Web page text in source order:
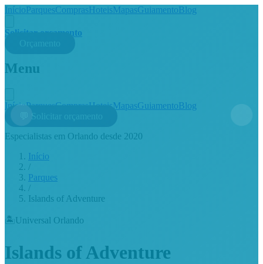
InícioParquesComprasHoteisMapasGuiamentoBlog
Solicitar orçamento
Menu
Início ParquesComprasHoteisMapasGuiamentoBlog
💬 Solicitar orçamento
Especialistas em Orlando desde 2020
Início
/
Parques
/
Islands of Adventure
🏝️ Universal Orlando
Islands of Adventure